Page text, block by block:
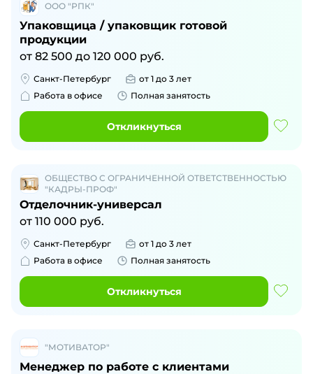
ООО "РПК"
Упаковщица / упаковщик готовой
продукции
от 82 500 до 120 000 руб.
Санкт-Петербург
от 1 до 3 лет
Работа в офисе
Полная занятость
Откликнуться
ОБЩЕСТВО С ОГРАНИЧЕННОЙ ОТВЕТСТВЕННОСТЬЮ
"КАДРЫ-ПРОФ"
Отделочник-универсал
от 110 000 руб.
Санкт-Петербург
от 1 до 3 лет
Работа в офисе
Полная занятость
Откликнуться
"МОТИВАТОР"
Менеджер по работе с клиентами